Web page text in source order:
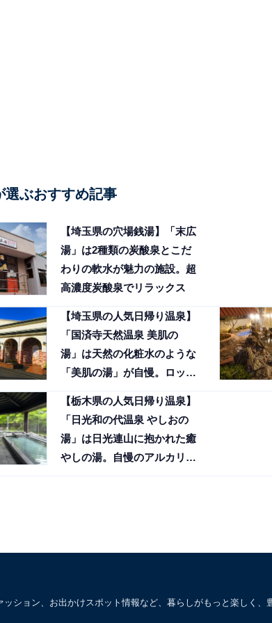
選ぶおすすめ記事
【埼玉県の穴場銭湯】「末広
湯」は2種類の炭酸泉とこだ
わりの軟水が魅力の施設。超
高濃度炭酸泉でリラックス
【埼玉県の人気日帰り温泉】
「国済寺天然温泉 美肌の
湯」は天然の化粧水のような
「美肌の湯」が自慢。ロッキ
【栃木県の人気日帰り温泉】
「日光和の代温泉 やしおの
湯」は日光連山に抱かれた癒
やしの湯。自慢のアルカリ性
ッション、お出かけスポット情報など、暮らしがもっと楽しく